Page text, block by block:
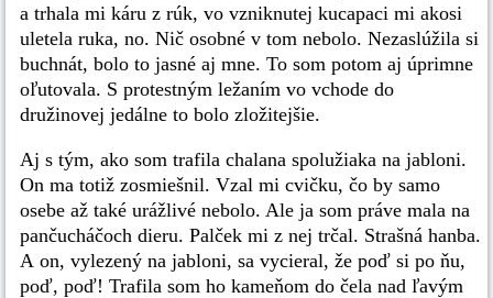
a trhala mi káru z rúk, vo vzniknutej kucapaci mi akosi
uletela ruka, no. Nič osobné v tom nebolo. Nezaslúžila si
buchnát, bolo to jasné aj mne. To som potom aj úprimne
oľutovala. S protestným ležaním vo vchode do
družinovej jedálne to bolo zložitejšie.
Aj s tým, ako som trafila chalana spolužiaka na jabloni.
On ma totiž zosmiešnil. Vzal mi cvičku, čo by samo
osebe až také urážlivé nebolo. Ale ja som práve mala na
pančucháčoch dieru. Palček mi z nej trčal. Strašná hanba.
A on, vylezený na jabloni, sa vycieral, že poď si po ňu,
poď, poď! Trafila som ho kameňom do čela nad ľavým